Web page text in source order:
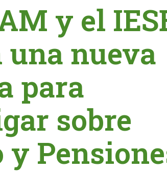
y el
nueva
para
sobre